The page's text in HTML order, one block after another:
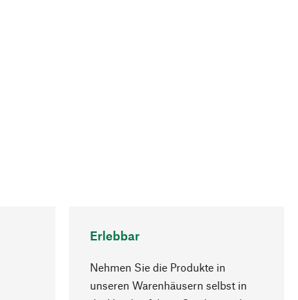
Erlebbar
Nehmen Sie die Produkte in
unseren Warenhäusern selbst in